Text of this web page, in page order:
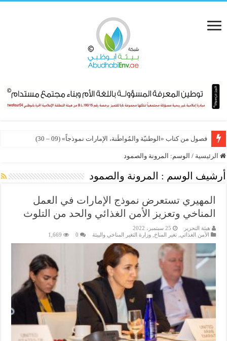
فصول من كتاب «الوطنيّة والمُواطَنة، الإمارات نموذجاً» (09 – 30)
الرئيسية / الوسم: المرونة والصمود
أرشيف الوسم : المرونة والصمود
المهيري تستعرض نموذج الإمارات في العمل
المناخي وتعزيز الأمن الغذائي والحد من التلوث
هيئة التحرير
25 سبتمبر، 2022
الأمن الغذائي تغير المناخ وزارة التغير المناخي والبيئة 0
1,669